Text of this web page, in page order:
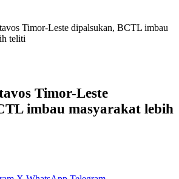
Timor-Leste dipalsukan, BCTL imbau
teliti
Timor-Leste
imbau masyarakat lebih